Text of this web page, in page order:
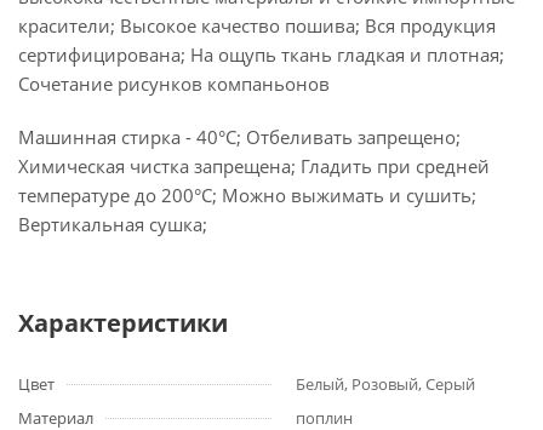
красители; Высокое качество пошива; Вся продукция
сертифицирована; На ощупь ткань гладкая и плотная;
Сочетание рисунков компаньонов
Машинная стирка - 40°C; Отбеливать запрещено;
Химическая чистка запрещена; Гладить при средней
температуре до 200°С; Можно выжимать и сушить;
Вертикальная сушка;
Характеристики
Цвет
Белый, Розовый, Серый
Материал
поплин